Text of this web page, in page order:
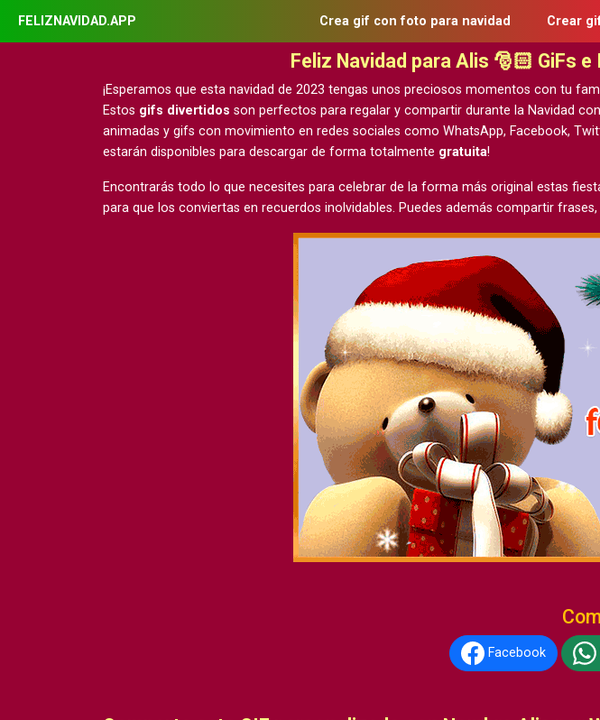
FELIZNAVIDAD.APP Crea gif con foto para navidad Crear
Feliz Navidad para Alis 🎅🏻 GiFs
¡Esperamos que esta navidad de 2023 tengas unos preciosos momentos con tu
Estos gifs divertidos son perfectos para regalar y compartir durante la Navidad
animadas y gifs con movimiento en redes sociales como WhatsApp, Facebook,
estarán disponibles para descargar de forma totalmente gratuita!
Encontrarás todo lo que necesites para celebrar de la forma más original estas
para que los conviertas en recuerdos inolvidables. Puedes además compartir
Facebook